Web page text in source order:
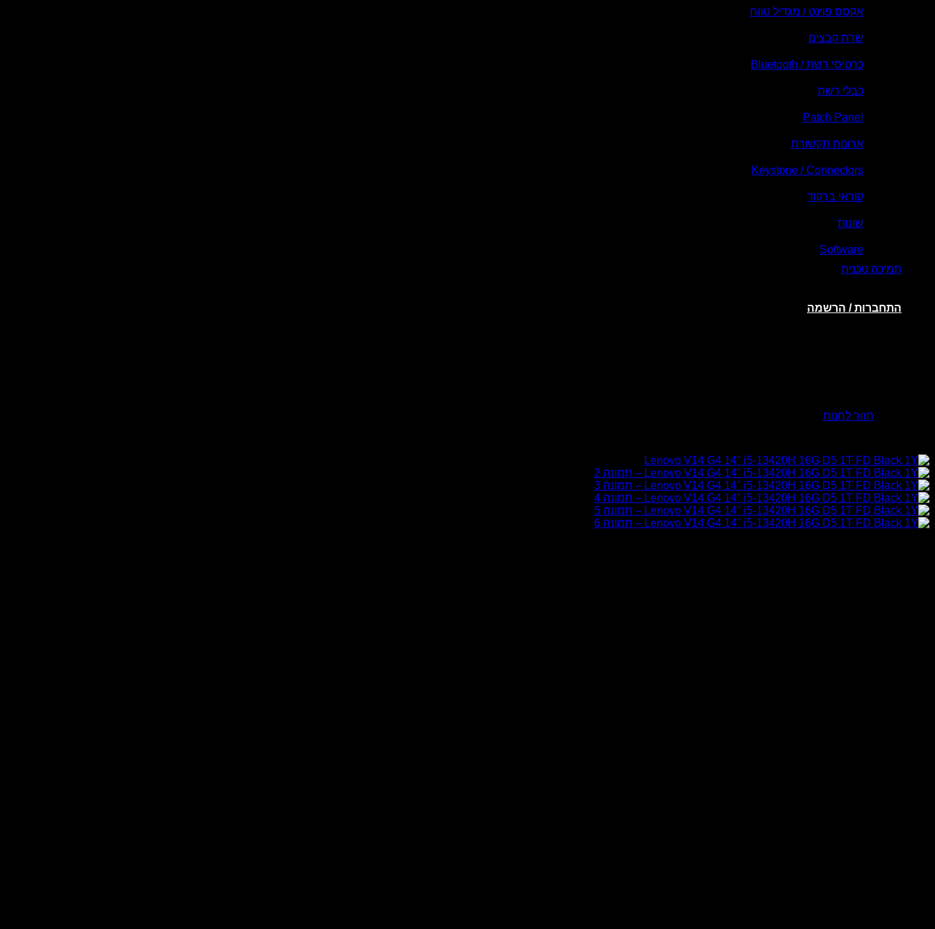
אקסס פוינט / מגדיל טווח
שרת קבצים
כרטיסי רשת / Bluetooth
כבלי רשת
Patch Panel
ארונות תקשורת
Keystone / Connectors
קוראי ברקוד
שונות
Software
תמיכה טכנית
התחברות / הרשמה
חזור לחנות